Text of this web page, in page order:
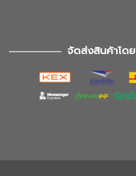
จัดส่งสินค้าโดย